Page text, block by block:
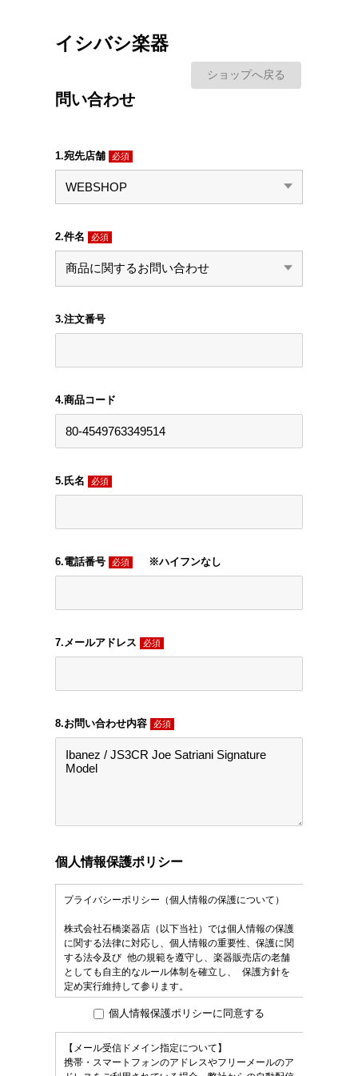
イシバシ楽器
ショップへ戻る
問い合わせ
1.宛先店舗 必須
2.件名 必須
3.注文番号
4.商品コード
5.氏名 必須
6.電話番号 必須 ※ハイフンなし
7.メールアドレス 必須
8.お問い合わせ内容 必須
個人情報保護ポリシー
個人情報保護ポリシーに同意する